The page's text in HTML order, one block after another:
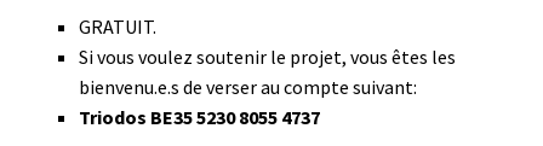
GRATUIT.
Si vous voulez soutenir le projet, vous êtes les
bienvenu.e.s de verser au compte suivant:
Triodos BE35 5230 8055 4737